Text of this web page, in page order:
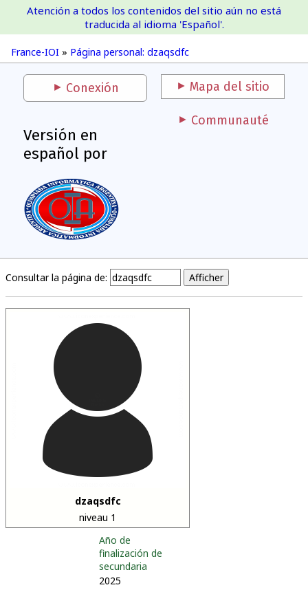
France-IOI
France-IOI » Página personal: dzaqsdfc
Atención a todos los contenidos del sitio aún no está
traducida al idioma 'Español'.
Conexión Mapa del sitio
Versión en
español por
Communauté
Consultar la página de:
dzaqsdfc
niveau 1
Año de
finalización de
secundaria
2025